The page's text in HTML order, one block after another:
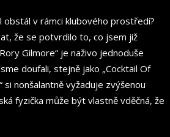
obstál v rámci klubového prostředí?
že se potvrdilo to, co jsem již
Gilmore“ je naživo jednoduše
doufali, stejně jako „Cocktail Of
si nonšalantně vyžaduje zvýšenou
fyzička může být vlastně vděčná, že